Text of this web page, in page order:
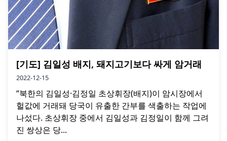
[기도] 김일성 배지, 돼지고기보다 싸게 암거래
2022-12-15
“북한의 김일성·김정일 초상휘장(배지)이 암시장에서
헐값에 거래돼 당국이 유출한 간부를 색출하는 작업에
나섰다. 초상휘장 중에서 김일성과 김정일이 함께 그려
진 쌍상은 당...